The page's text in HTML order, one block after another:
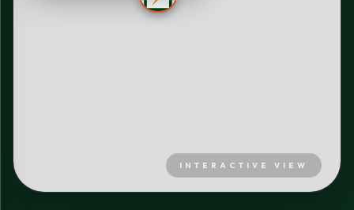
INTERACTIVE VIEW